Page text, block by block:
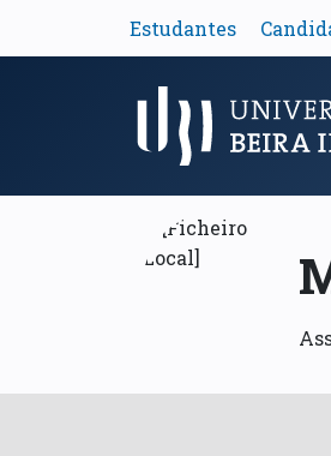
Estudantes
Menu